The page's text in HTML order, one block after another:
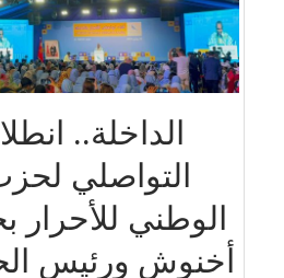
الداخلة..
التواصلي
الوطني للأحرار
أخنوش ورئيس